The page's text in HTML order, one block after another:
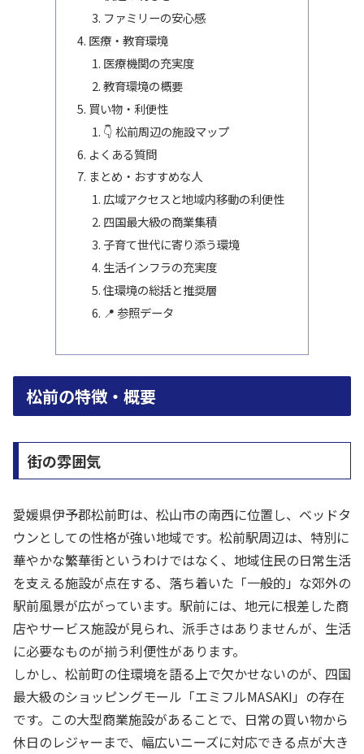
ファミリーの安心感
医療・教育環境
医療機関の充実度
教育環境の概要
買い物・利便性
👇 松前周辺の施設マップ
よくある質問
まとめ・おすすめな人
広域アクセスと地域内移動の利便性
四国最大級の商業集積
子育て世代に寄り添う環境
生活インフラの充実度
住環境の総括と推奨層
📍 参照データ
松前の特徴・概要
街の雰囲気
愛媛県伊予郡松前町は、松山市の南西に位置し、ベッドタ
ウンとしての性格が強い地域です。松前駅周辺は、特別に
華やかな繁華街というわけではなく、地域住民の日常生活
を支える施設が点在する、落ち着いた「一般的」な郊外の
駅前風景が広がっています。駅前には、地元に根差した商
店やサービス施設が見られ、派手さはありませんが、生活
に必要なものが揃う利便性があります。
しかし、松前町の住環境を語る上で欠かせないのが、四国
最大級のショッピングモール「エミフルMASAKI」の存在
です。この大型商業施設があることで、日常の買い物から
休日のレジャーまで、幅広いニーズに対応できる点が大き